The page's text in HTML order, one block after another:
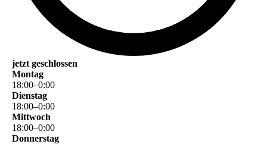
jetzt geschlossen
Montag
18:00–0:00
Dienstag
18:00–0:00
Mittwoch
18:00–0:00
Donnerstag